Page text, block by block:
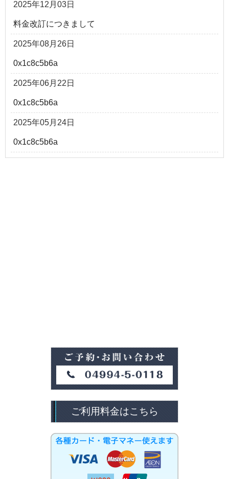
2025年12月03日
料金改訂につきまして
2025年08月26日
0x1c8c5b6a
2025年06月22日
0x1c8c5b6a
2025年05月24日
0x1c8c5b6a
ご利用料金はこちら